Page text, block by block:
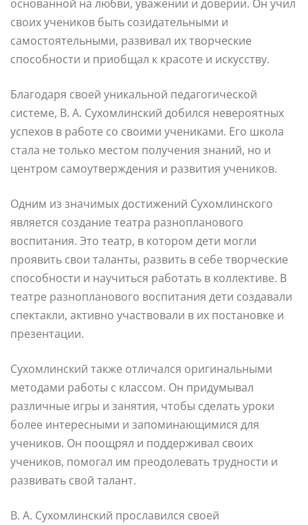
основанной на любви, уважении и доверии. Он учил
своих учеников быть созидательными и
самостоятельными, развивал их творческие
способности и приобщал к красоте и искусству.
Благодаря своей уникальной педагогической
системе, В. А. Сухомлинский добился невероятных
успехов в работе со своими учениками. Его школа
стала не только местом получения знаний, но и
центром самоутверждения и развития учеников.
Одним из значимых достижений Сухомлинского
является создание театра разнопланового
воспитания. Это театр, в котором дети могли
проявить свои таланты, развить в себе творческие
способности и научиться работать в коллективе. В
театре разнопланового воспитания дети создавали
спектакли, активно участвовали в их постановке и
презентации.
Сухомлинский также отличался оригинальными
методами работы с классом. Он придумывал
различные игры и занятия, чтобы сделать уроки
более интересными и запоминающимися для
учеников. Он поощрял и поддерживал своих
учеников, помогал им преодолевать трудности и
развивать свой талант.
В. А. Сухомлинский прославился своей